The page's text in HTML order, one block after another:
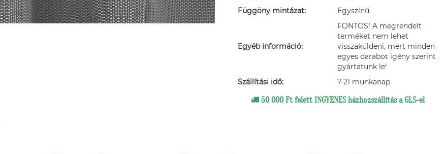
Függöny mintázat:
Egyszínű
Egyéb információ:
FONTOS! A megrendelt
terméket nem lehet
visszaküldeni, mert minden
egyes darabot igény szerint
gyártatunk le!
Szállítási idő:
7-21 munkanap
50 000 Ft felett INGYENES házhozszállítás a GLS-el